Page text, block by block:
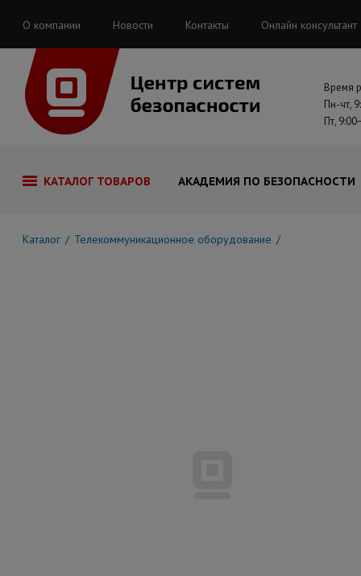
О компании Новости Контакты Онлайн консультант
Время
Пн-чт,
Пт,
КАТАЛОГ ТОВАРОВ АКАДЕМИЯ ПО БЕЗОПАСНОСТИ
Каталог Телекоммуникационное оборудование